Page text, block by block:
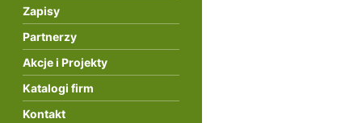
Zapisy
Partnerzy
Akcje i Projekty
Katalogi firm
Kontakt